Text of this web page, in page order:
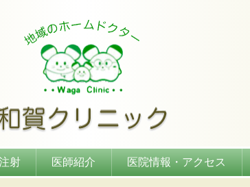
射 医師紹介 医院情報・アクセス